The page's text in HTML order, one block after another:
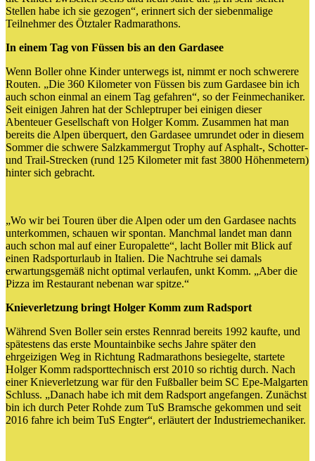
Stellen habe ich sie gezogen“, erinnert sich der siebenmalige
Teilnehmer des Ötztaler Radmarathons.
In einem Tag von Füssen bis an den Gardasee
Wenn Boller ohne Kinder unterwegs ist, nimmt er noch schwerere
Routen. „Die 360 Kilometer von Füssen bis zum Gardasee bin ich
auch schon einmal an einem Tag gefahren“, so der Feinmechaniker.
Seit einigen Jahren hat der Schleptruper bei einigen dieser
Abenteuer Gesellschaft von Holger Komm. Zusammen hat man
bereits die Alpen überquert, den Gardasee umrundet oder in diesem
Sommer die schwere Salzkammergut Trophy auf Asphalt-, Schotter-
und Trail-Strecken (rund 125 Kilometer mit fast 3800 Höhenmetern)
hinter sich gebracht.
„Wo wir bei Touren über die Alpen oder um den Gardasee nachts
unterkommen, schauen wir spontan. Manchmal landet man dann
auch schon mal auf einer Europalette“, lacht Boller mit Blick auf
einen Radsporturlaub in Italien. Die Nachtruhe sei damals
erwartungsgemäß nicht optimal verlaufen, unkt Komm. „Aber die
Pizza im Restaurant nebenan war spitze.“
Knieverletzung bringt Holger Komm zum Radsport
Während Sven Boller sein erstes Rennrad bereits 1992 kaufte, und
spätestens das erste Mountainbike sechs Jahre später den
ehrgeizigen Weg in Richtung Radmarathons besiegelte, startete
Holger Komm radsporttechnisch erst 2010 so richtig durch. Nach
einer Knieverletzung war für den Fußballer beim SC Epe-Malgarten
Schluss. „Danach habe ich mit dem Radsport angefangen. Zunächst
bin ich durch Peter Rohde zum TuS Bramsche gekommen und seit
2016 fahre ich beim TuS Engter“, erläutert der Industriemechaniker.